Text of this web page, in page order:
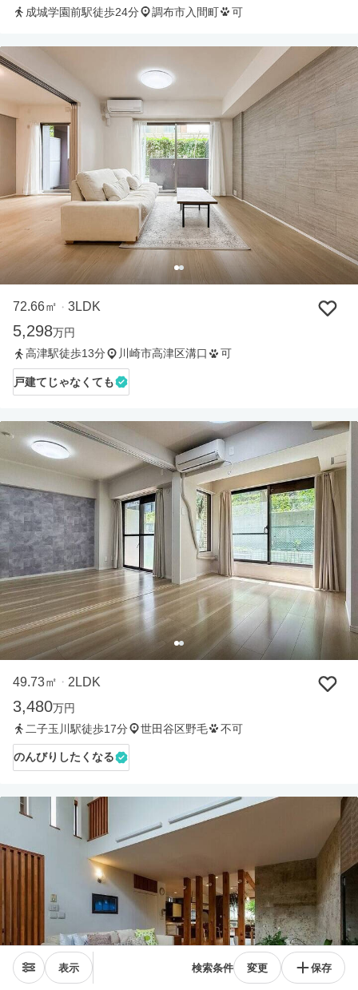
成城学園前駅徒歩24分
調布市入間町 可
72.66㎡ ・ 3LDK
5,298万円
高津駅徒歩13分
川崎市高津区溝口 可
戸建てじゃなくても
49.73㎡ ・ 2LDK
3,480万円
二子玉川駅徒歩17分
世田谷区野毛 不可
のんびりしたくなる
表示 検索条件 変更 保存